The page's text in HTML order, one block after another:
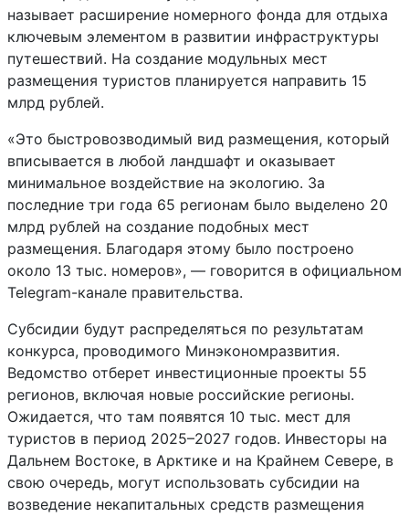
называет расширение номерного фонда для отдыха
ключевым элементом в развитии инфраструктуры
путешествий. На создание модульных мест
размещения туристов планируется направить 15
млрд рублей.
«Это быстровозводимый вид размещения, который
вписывается в любой ландшафт и оказывает
минимальное воздействие на экологию. За
последние три года 65 регионам было выделено 20
млрд рублей на создание подобных мест
размещения. Благодаря этому было построено
около 13 тыс. номеров», — говорится в официальном
Telegram-канале правительства.
Субсидии будут распределяться по результатам
конкурса, проводимого Минэкономразвития.
Ведомство отберет инвестиционные проекты 55
регионов, включая новые российские регионы.
Ожидается, что там появятся 10 тыс. мест для
туристов в период 2025–2027 годов. Инвесторы на
Дальнем Востоке, в Арктике и на Крайнем Севере, в
свою очередь, могут использовать субсидии на
возведение некапитальных средств размещения